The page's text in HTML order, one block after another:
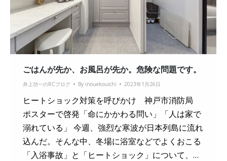
ごはんが先か、お風呂が先か。危険な問題です。
井上功一のRCブログ By inouekouichi 2023年1月26日
ヒートショック対策を呼びかけ 神戸市消防局
ポスターで啓発「命にかかわる問い」「人は家で
溺れている」 今週、強烈な寒波が日本列島に流れ
込んだ。そんな中、冬場に浴室などでよくおこる
「入浴事故」と「ヒートショック」について、…